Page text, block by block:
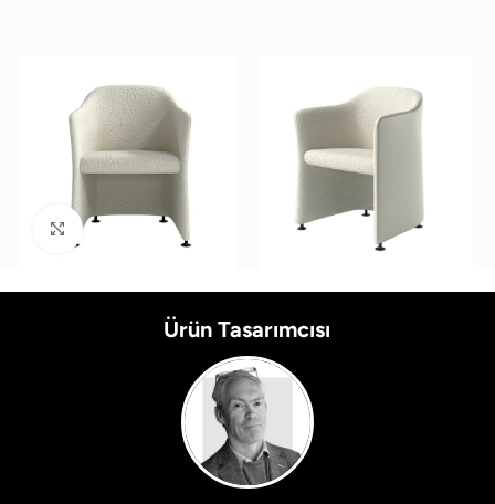
Büyütmek için tıklayın
Ürün Tasarımcısı